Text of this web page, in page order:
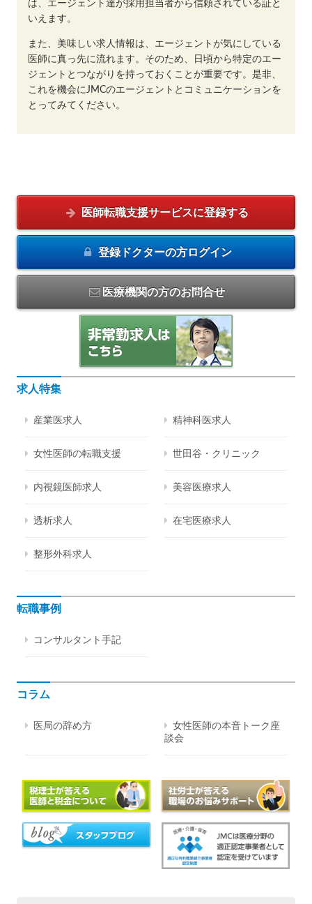
は、エージェント達が採用担当者から信頼されている証と
いえます。
また、美味しい求人情報は、エージェントが気にしている
医師に真っ先に流れます。そのため、日頃から特定のエー
ジェントとつながりを持っておくことが重要です。是非、
これを機会にJMCのエージェントとコミュニケーションを
とってみてください。
医師転職支援サービスに登録する
登録ドクターの方ログイン
医療機関の方のお問合せ
求人特集
産業医求人 精神科医求人
女性医師の転職支援 世田谷・クリニック
内視鏡医師求人 美容医療求人
透析求人 在宅医療求人
整形外科求人
転職事例
コンサルタント手記
コラム
医局の辞め方
女性医師の本音トーク座
談会